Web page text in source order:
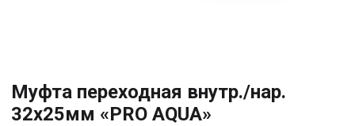
Муфта переходная внутр./нар.
32х25мм «PRO AQUA»